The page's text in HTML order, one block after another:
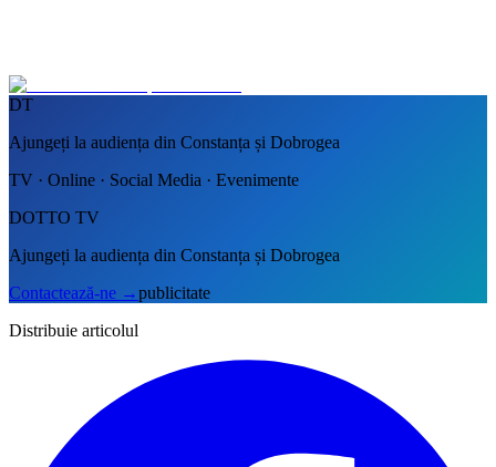
DT
Ajungeți la audiența din Constanța și Dobrogea
TV · Online · Social Media · Evenimente
DOTTO TV
Ajungeți la audiența din Constanța și Dobrogea
Contactează-ne →publicitate
Distribuie articolul